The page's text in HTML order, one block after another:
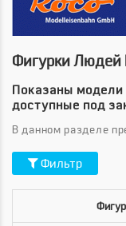
Фигурки Людей
Показаны модели
доступные под
В данном разделе
Фильтр